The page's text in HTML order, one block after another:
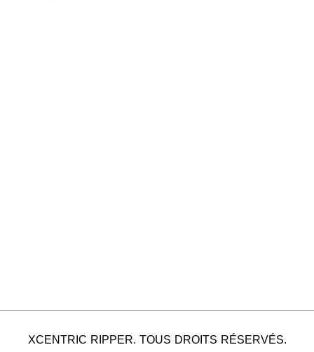
XCENTRIC RIPPER. TOUS DROITS RÉSERVÉS.